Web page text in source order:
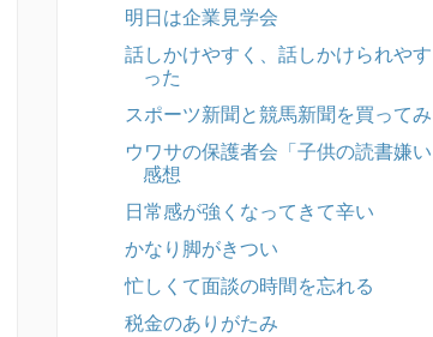
明日は企業見学会
話しかけやすく、話しかけられや
った
スポーツ新聞と競馬新聞を買って
ウワサの保護者会「子供の読書嫌
感想
日常感が強くなってきて辛い
かなり脚がきつい
忙しくて面談の時間を忘れる
税金のありがたみ